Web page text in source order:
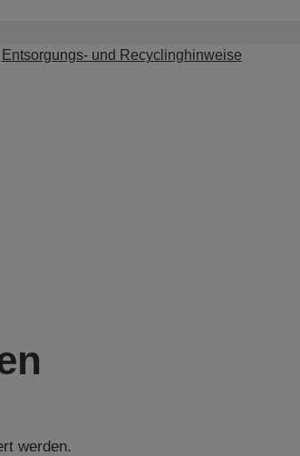
Entsorgungs- und Recyclinghinweise
werden.